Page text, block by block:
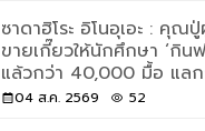
ซาดาฮิโระ อิโนอุเอะ : คุณ
ขายเกี๊ยวให้นักศึกษา ‘กินฟ
แล้วกว่า 40,000 มื้อ แล
ช่วยล้างจาน 30 นาที
04 ส.ค. 2569 52